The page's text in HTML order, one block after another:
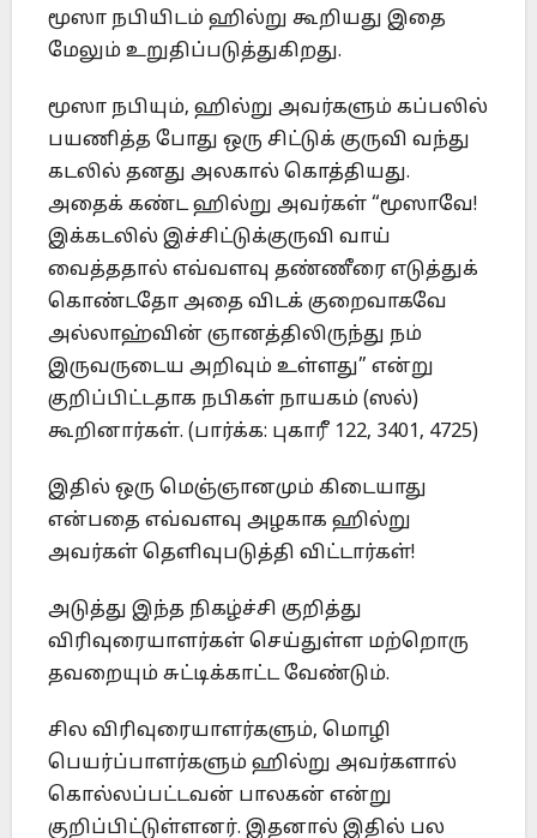
மூஸா நபியிடம் ஹில்று கூறியது இதை
மேலும் உறுதிப்படுத்துகிறது.
மூஸா நபியும், ஹில்று அவர்களும் கப்பலில்
பயணித்த போது ஒரு சிட்டுக் குருவி வந்து
கடலில் தனது அலகால் கொத்தியது.
அதைக் கண்ட ஹில்று அவர்கள் “மூஸாவே!
இக்கடலில் இச்சிட்டுக்குருவி வாய்
வைத்ததால் எவ்வளவு தண்ணீரை எடுத்துக்
கொண்டதோ அதை விடக் குறைவாகவே
அல்லாஹ்வின் ஞானத்திலிருந்து நம்
இருவருடைய அறிவும் உள்ளது” என்று
குறிப்பிட்டதாக நபிகள் நாயகம் (ஸல்)
கூறினார்கள். (பார்க்க: புகாரீ 122, 3401, 4725)
இதில் ஒரு மெஞ்ஞானமும் கிடையாது
என்பதை எவ்வளவு அழகாக ஹில்று
அவர்கள் தெளிவுபடுத்தி விட்டார்கள்!
அடுத்து இந்த நிகழ்ச்சி குறித்து
விரிவுரையாளர்கள் செய்துள்ள மற்றொரு
தவறையும் சுட்டிக்காட்ட வேண்டும்.
சில விரிவுரையாளர்களும், மொழி
பெயர்ப்பாளர்களும் ஹில்று அவர்களால்
கொல்லப்பட்டவன் பாலகன் என்று
குறிப்பிட்டுள்ளனர். இதனால் இதில் பல